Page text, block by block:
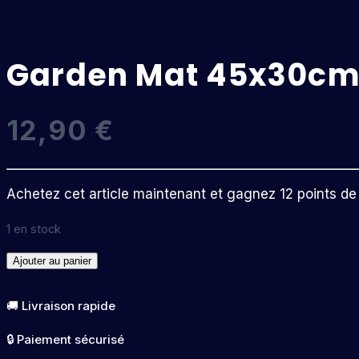
Garden Mat 45x30cm
12,90 €
Achetez cet article maintenant et gagnez 12 points
1 en stock
quantité
Garden
45x30cm
Ajouter au panier
🚚 Livraison rapide
🔒 Paiement sécurisé